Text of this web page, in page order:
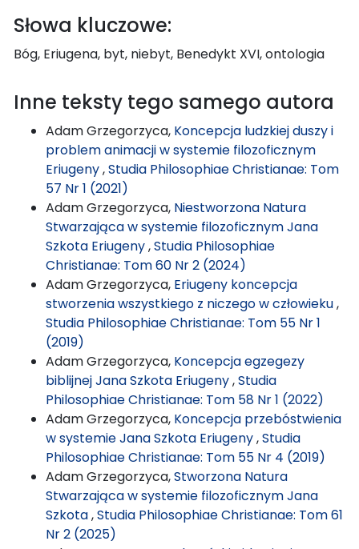
Słowa kluczowe:
Bóg, Eriugena, byt, niebyt, Benedykt XVI, ontologia
Inne teksty tego samego autora
Adam Grzegorzyca, Koncepcja ludzkiej duszy i
problem animacji w systemie filozoficznym
Eriugeny,Studia Philosophiae Christianae: Tom
57 Nr 1 (2021)
Adam Grzegorzyca, Niestworzona Natura
Stwarzająca w systemie filozoficznym Jana
Szkota Eriugeny,Studia Philosophiae
Christianae: Tom 60 Nr 2 (2024)
Adam Grzegorzyca, Eriugeny koncepcja
stworzenia wszystkiego z niczego w człowieku,
Studia Philosophiae Christianae: Tom 55 Nr 1
(2019)
Adam Grzegorzyca, Koncepcja egzegezy
biblijnej Jana Szkota Eriugeny,Studia
Philosophiae Christianae: Tom 58 Nr 1 (2022)
Adam Grzegorzyca, Koncepcja przebóstwienia
w systemie Jana Szkota Eriugeny,Studia
Philosophiae Christianae: Tom 55 Nr 4 (2019)
Adam Grzegorzyca,Stworzona Natura
Stwarzająca w systemie filozoficznym Jana
Szkota,Studia Philosophiae Christianae: Tom 61
Nr 2 (2025)